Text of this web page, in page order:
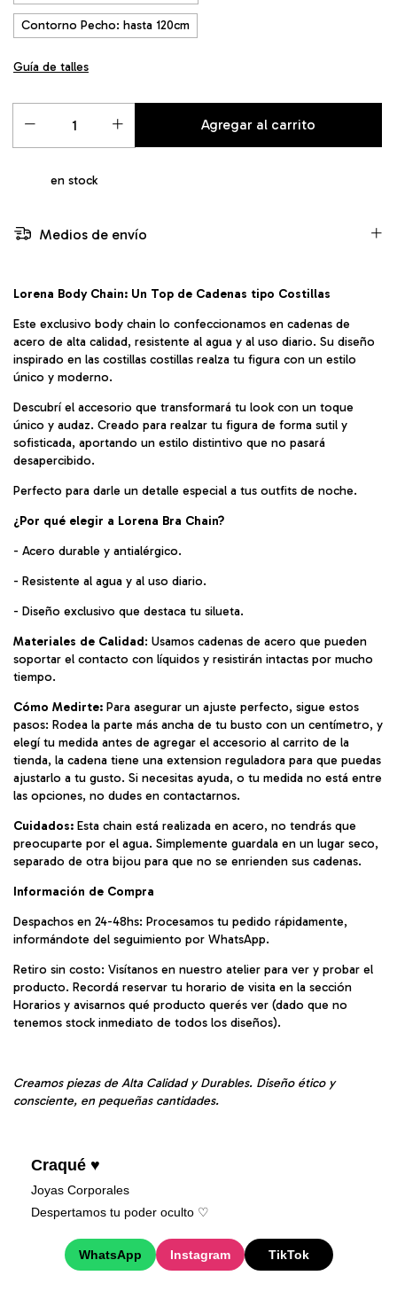
Contorno Pecho: hasta 120cm
Guía de talles
en stock
Medios de envío
Lorena Body Chain: Un Top de Cadenas tipo Costillas
Este exclusivo body chain lo confeccionamos en cadenas de
acero de alta calidad, resistente al agua y al uso diario. Su diseño
inspirado en las costillas costillas realza tu figura con un estilo
único y moderno.
Descubrí el accesorio que transformará tu look con un toque
único y audaz. Creado para realzar tu figura de forma sutil y
sofisticada, aportando un estilo distintivo que no pasará
desapercibido.
Perfecto para darle un detalle especial a tus outfits de noche.
¿Por qué elegir a Lorena Bra Chain?
- Acero durable y antialérgico.
- Resistente al agua y al uso diario.
- Diseño exclusivo que destaca tu silueta.
Materiales de Calidad: Usamos cadenas de acero que pueden
soportar el contacto con líquidos y resistirán intactas por mucho
tiempo.
Cómo Medirte: Para asegurar un ajuste perfecto, sigue estos
pasos: Rodea la parte más ancha de tu busto con un centímetro, y
elegí tu medida antes de agregar el accesorio al carrito de la
tienda, la cadena tiene una extension reguladora para que puedas
ajustarlo a tu gusto. Si necesitas ayuda, o tu medida no está entre
las opciones, no dudes en contactarnos.
Cuidados: Esta chain está realizada en acero, no tendrás que
preocuparte por el agua. Simplemente guardala en un lugar seco,
separado de otra bijou para que no se enrienden sus cadenas.
Información de Compra
Despachos en 24-48hs: Procesamos tu pedido rápidamente,
informándote del seguimiento por WhatsApp.
Retiro sin costo: Visítanos en nuestro atelier para ver y probar el
producto. Recordá reservar tu horario de visita en la sección
Horarios y avisarnos qué producto querés ver (dado que no
tenemos stock inmediato de todos los diseños).
Creamos piezas de Alta Calidad y Durables. Diseño ético y
consciente, en pequeñas cantidades.
Craqué ♥
Joyas Corporales
Despertamos tu poder oculto ♡︎
WhatsApp Instagram TikTok